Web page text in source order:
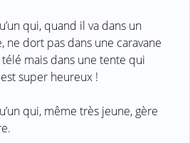
qui, quand il va dans un
ne dort pas dans une caravane
mais dans une tente qui
super heureux !
qui, même très jeune, gère